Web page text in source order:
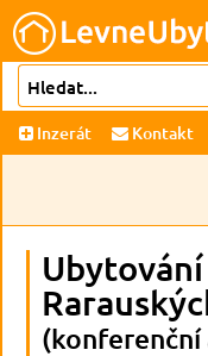
Inzerát Kontakt